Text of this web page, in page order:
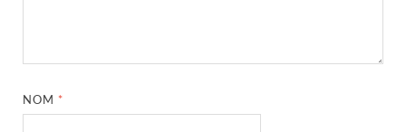
NOM *